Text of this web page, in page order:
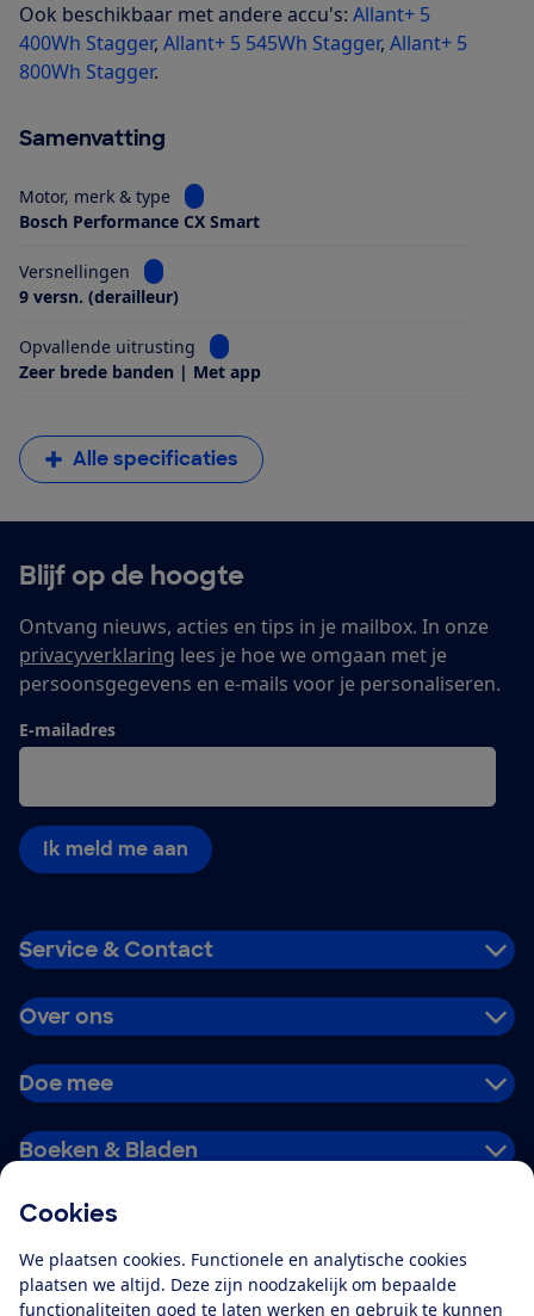
Cookies
We plaatsen cookies. Functionele en analytische cookies
plaatsen we altijd. Deze zijn noodzakelijk om bepaalde
functionaliteiten goed te laten werken en gebruik te kunnen
Ook beschikbaar met andere accu's: Allant+ 5
400Wh Stagger, Allant+ 5 545Wh Stagger, Allant+ 5
800Wh Stagger.
Samenvatting
Motor, merk & type
Bekijk informatie voor Motor, merk & type
Bosch Performance CX Smart
Versnellingen
Bekijk informatie voor Versnellingen
9 versn. (derailleur)
Opvallende uitrusting
Bekijk informatie voor Opvallende
Zeer brede banden | Met app
Alle specificaties
Blijf op de hoogte
Ontvang nieuws, acties en tips in je mailbox. In onze
privacyverklaring lees je hoe we omgaan met je
persoonsgegevens en e-mails voor je personaliseren.
E-mailadres
Ik meld me aan
Service & Contact
Over ons
Doe mee
Boeken & Bladen